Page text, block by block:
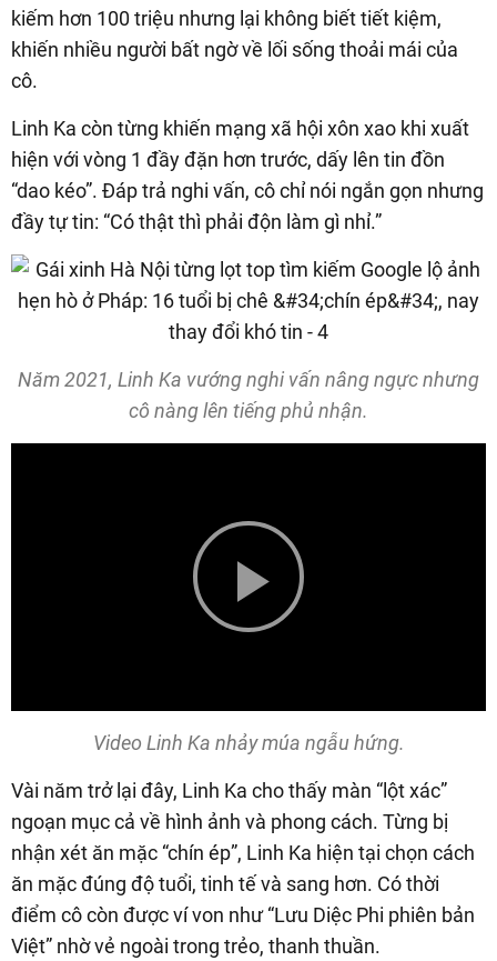
kiếm hơn 100 triệu nhưng lại không biết tiết kiệm,
khiến nhiều người bất ngờ về lối sống thoải mái của
cô.
Linh Ka còn từng khiến mạng xã hội xôn xao khi xuất
hiện với vòng 1 đầy đặn hơn trước, dấy lên tin đồn
“dao kéo”. Đáp trả nghi vấn, cô chỉ nói ngắn gọn nhưng
đầy tự tin: “Có thật thì phải độn làm gì nhỉ.”
Năm 2021, Linh Ka vướng nghi vấn nâng ngực nhưng
cô nàng lên tiếng phủ nhận.
Play
Video
Video Linh Ka nhảy múa ngẫu hứng.
Vài năm trở lại đây, Linh Ka cho thấy màn “lột xác”
ngoạn mục cả về hình ảnh và phong cách. Từng bị
nhận xét ăn mặc “chín ép”, Linh Ka hiện tại chọn cách
ăn mặc đúng độ tuổi, tinh tế và sang hơn. Có thời
điểm cô còn được ví von như “Lưu Diệc Phi phiên bản
Việt” nhờ vẻ ngoài trong trẻo, thanh thuần.